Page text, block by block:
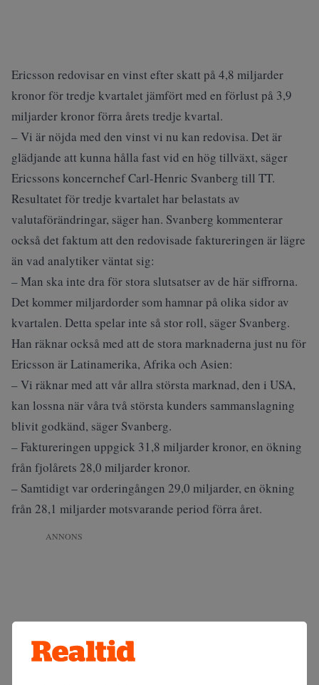
Ericsson redovisar en vinst efter skatt på 4,8 miljarder
kronor för tredje kvartalet jämfört med en förlust på 3,9
miljarder kronor förra årets tredje kvartal.
– Vi är nöjda med den vinst vi nu kan redovisa. Det är
glädjande att kunna hålla fast vid en hög tillväxt, säger
Ericssons koncernchef Carl-Henric Svanberg till TT.
Resultatet för tredje kvartalet har belastats av
valutaförändringar, säger han. Svanberg kommenterar
också det faktum att den redovisade faktureringen är lägre
än vad analytiker väntat sig:
– Man ska inte dra för stora slutsatser av de här siffrorna.
Det kommer miljardorder som hamnar på olika sidor av
kvartalen. Detta spelar inte så stor roll, säger Svanberg.
Han räknar också med att de stora marknaderna just nu för
Ericsson är Latinamerika, Afrika och Asien:
– Vi räknar med att vår allra största marknad, den i USA,
kan lossna när våra två största kunders sammanslagning
blivit godkänd, säger Svanberg.
– Faktureringen uppgick 31,8 miljarder kronor, en ökning
från fjolårets 28,0 miljarder kronor.
– Samtidigt var orderingången 29,0 miljarder, en ökning
från 28,1 miljarder motsvarande period förra året.
ANNONS